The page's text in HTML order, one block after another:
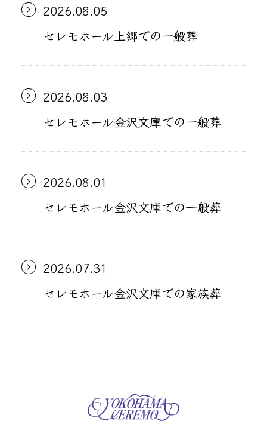
2026.08.05
セレモホール上郷での一般葬
2026.08.03
セレモホール金沢文庫での一般葬
2026.08.01
セレモホール金沢文庫での一般葬
2026.07.31
セレモホール金沢文庫での家族葬